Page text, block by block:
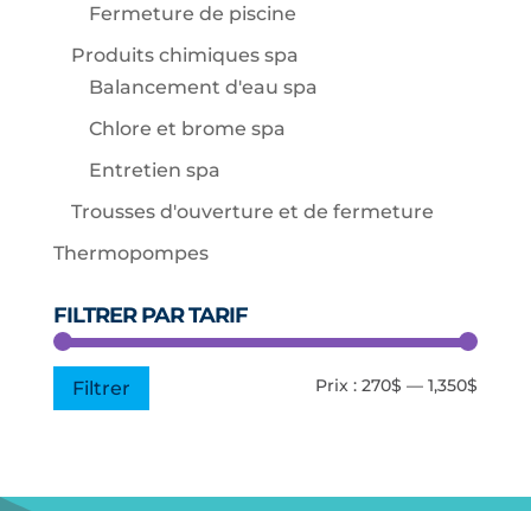
Fermeture de piscine
Produits chimiques spa
Balancement d'eau spa
Chlore et brome spa
Entretien spa
Trousses d'ouverture et de fermeture
Thermopompes
FILTRER PAR TARIF
Filtrer Prix :270$ —1,350$